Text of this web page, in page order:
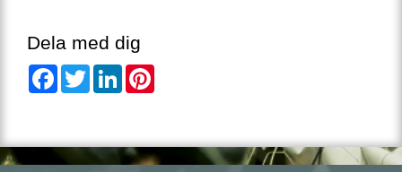
Dela med dig
FacebookTwitterLinkedIn